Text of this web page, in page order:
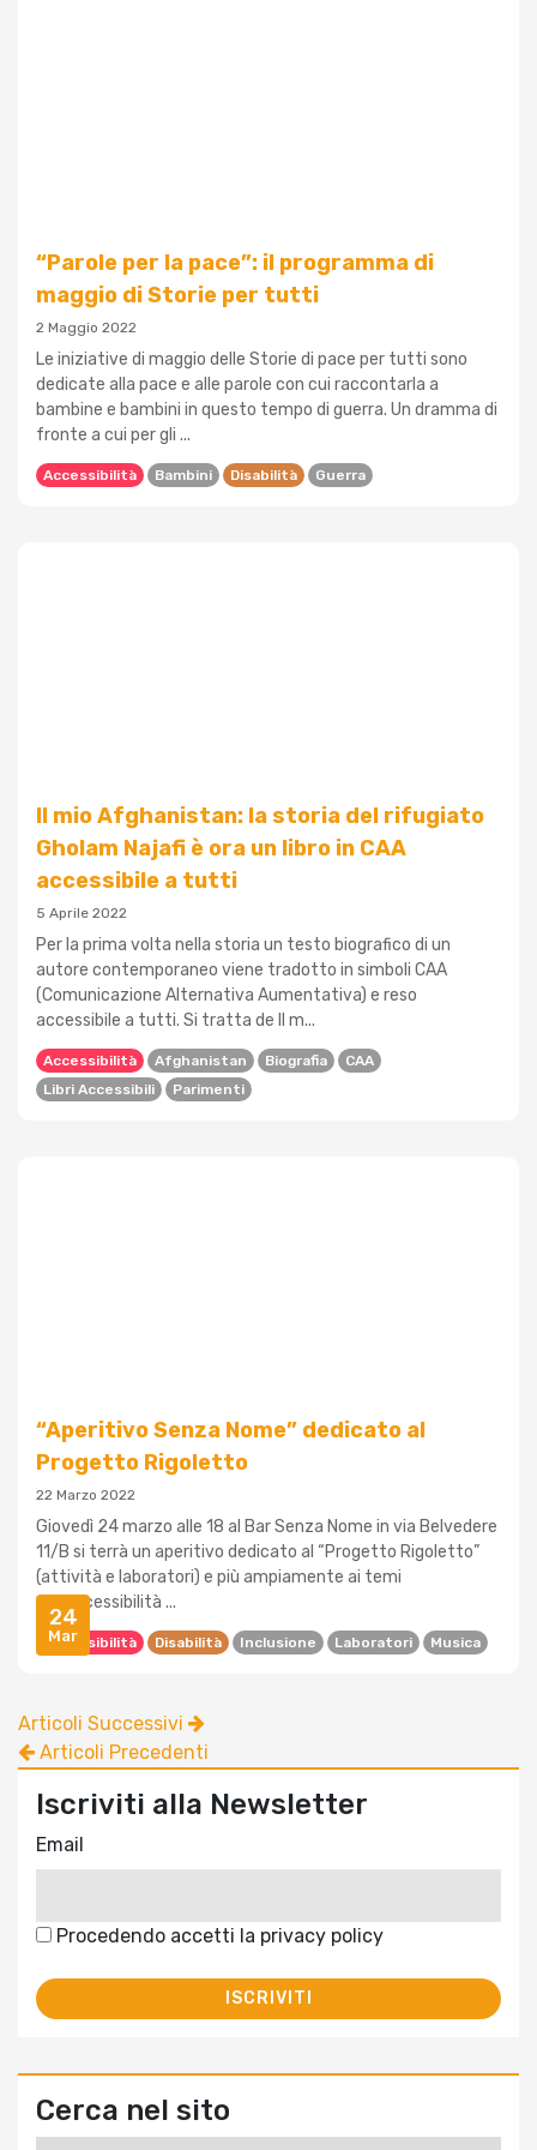
“Parole per la pace”: il programma di
maggio di Storie per tutti
2 Maggio 2022
Le iniziative di maggio delle Storie di pace per tutti sono
dedicate alla pace e alle parole con cui raccontarla a
bambine e bambini in questo tempo di guerra. Un dramma di
fronte a cui per gli ...
Accessibilità Bambini Disabilità Guerra
Il mio Afghanistan: la storia del rifugiato
Gholam Najafi è ora un libro in CAA
accessibile a tutti
5 Aprile 2022
Per la prima volta nella storia un testo biografico di un
autore contemporaneo viene tradotto in simboli CAA
(Comunicazione Alternativa Aumentativa) e reso
accessibile a tutti. Si tratta de Il m...
Accessibilità Afghanistan Biografia
CAA
Libri Accessibili
Parimenti
24
Mar
“Aperitivo Senza Nome” dedicato al
Progetto Rigoletto
22 Marzo 2022
Giovedì 24 marzo alle 18 al Bar Senza Nome in via Belvedere
11/B si terrà un aperitivo dedicato al “Progetto Rigoletto”
(attività e laboratori) e più ampiamente ai temi
dell’accessibilità ...
Accessibilità Disabilità Inclusione Laboratori Musica
Articoli Successivi
Articoli Precedenti
Iscriviti alla Newsletter
Email
Procedendo accetti la privacy policy
Cerca nel sito